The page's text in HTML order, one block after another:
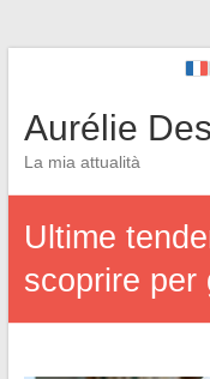
Aurélie
La mia attualità
Ultime
scoprire per